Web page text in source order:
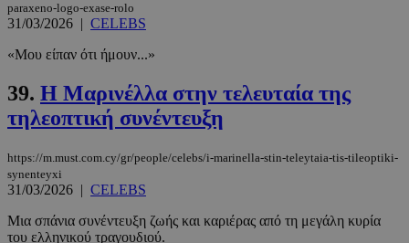
paraxeno-logo-exase-rolo
31/03/2026 | CELEBS
«Μου είπαν ότι ήμουν...»
39. Η Μαρινέλλα στην τελευταία της
τηλεοπτική συνέντευξη
https://m.must.com.cy/gr/people/celebs/i-marinella-stin-teleytaia-tis-tileoptiki-
synenteyxi
31/03/2026 | CELEBS
Μια σπάνια συνέντευξη ζωής και καριέρας από τη μεγάλη κυρία
του ελληνικού τραγουδιού.